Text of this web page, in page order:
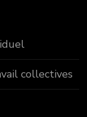
collectives